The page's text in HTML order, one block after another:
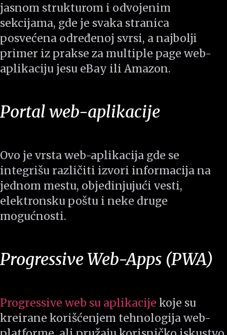
jasnom strukturom i odvojenim
sekcijama, gde je svaka stranica
posvećena određenoj svrsi, a najbolji
primer iz prakse za multiple page web-
aplikaciju jesu eBay ili Amazon.
Portal web-aplikacije
Ovo je vrsta web-aplikacija gde se
integrišu različiti izvori informacija na
jednom mestu, objedinjujući vesti,
elektronsku poštu i neke druge
mogućnosti.
Progressive Web-Apps (PWA)
Progressive web su aplikacije koje su
kreirane korišćenjem tehnologija web-